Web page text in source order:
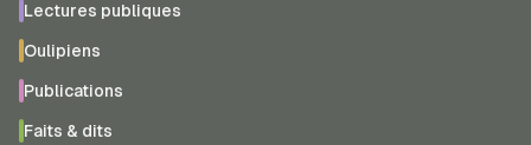
Lectures publiques
Oulipiens
Publications
Faits & dits